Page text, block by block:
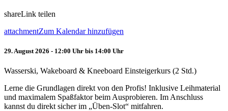
shareLink teilen
attachmentZum Kalendar hinzufügen
29. August 2026 - 12:00 Uhr bis 14:00 Uhr
Wasserski, Wakeboard & Kneeboard Einsteigerkurs (2 Std.)
Lerne die Grundlagen direkt von den Profis! Inklusive Leihmaterial
und maximalem Spaßfaktor beim Ausprobieren. Im Anschluss
kannst du direkt sicher im „Üben-Slot“ mitfahren.